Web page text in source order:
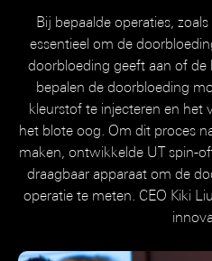
Bij bepaalde operaties,
essentieel om de
doorbloeding geeft aan of de
bepalen de doorbloeding
kleurstof te injecteren en het
het blote oog. Om dit proces
maken, ontwikkelde UT spin-
draagbaar apparaat om de
operatie te meten. CEO Kiki